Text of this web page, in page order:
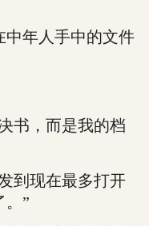
年人手中的文件
，而是我的档
现在最多打开
。”